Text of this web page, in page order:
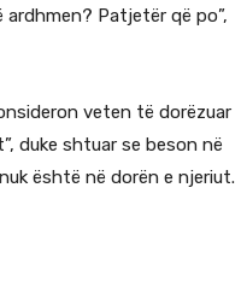
Patjetër që po”,
veten të dorëzuar
duke shtuar se beson në
është në dorën e njeriut.